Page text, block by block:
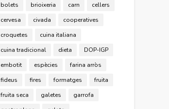
bolets
brioixeria carn
cellers
cervesa
civada
cooperatives
croquetes
cuina italiana
cuina tradicional
dieta
DOP-IGP
embotit
espècies
farina arròs
fideus
fires formatges
fruita
fruita seca
galetes
garrofa